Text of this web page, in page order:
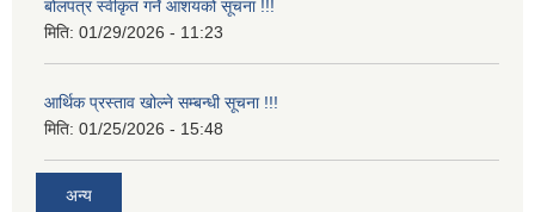
बोलपत्र स्वीकृत गर्ने आशयको सूचना !!!
मिति: 01/29/2026 - 11:23
आर्थिक प्रस्ताव खोल्ने सम्बन्धी सूचना !!!
मिति: 01/25/2026 - 15:48
अन्य